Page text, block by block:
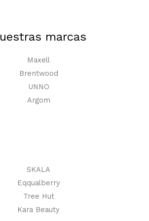
marcas
Maxell
Brentwood
UNNO
Argom
SKALA
Eqqualberry
Tree Hut
Kara Beauty